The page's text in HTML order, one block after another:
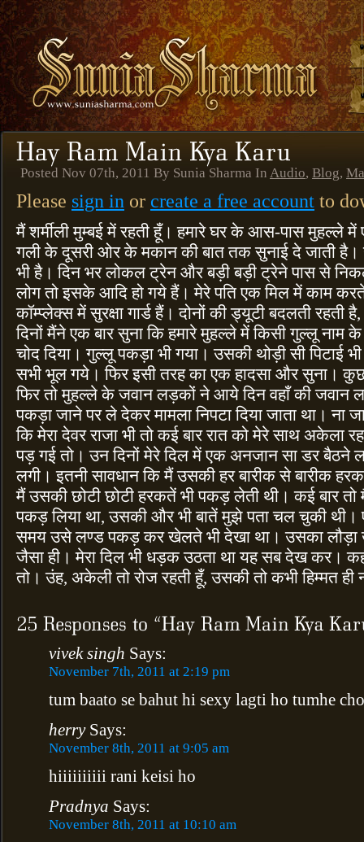
Posted Nov 07th, 2011 By Sunia Sharma In Audio, Blog,
Please sign in or create a free account to
मैं शर्मीली मुम्बई में रहती हूँ। हमारे घर के आस-पास मुहल्ले
गली के दूसरी ओर के मकान की बात तक सुनाई दे जाती है।
भी है। दिन भर लोकल ट्रेन और बड़ी बड़ी ट्रेने पास से
लोग तो इसके आदि हो गये हैं। मेरे पति एक मिल में काम
कॉम्प्लेक्स में सुरक्षा गार्ड हैं। दोनों की ड्यूटी बदलती रहती
दिनों मैंने एक बार सुना कि हमारे मुहल्ले में किसी गुल्लू नाम
चोद दिया। गुल्लू पकड़ा भी गया। उसकी थोड़ी सी पिटाई
सभी भूल गये। फिर इसी तरह का एक हादसा और सुना। कुछ
फिर तो मुहल्ले के जवान लड़कों ने आये दिन वहाँ की जवान
पकड़ा जाने पर ले देकर मामला निपटा दिया जाता था। ना
कि मेरा देवर राजा भी तो कई बार रात को मेरे साथ अकेला
पड़ गई तो। उन दिनों मेरे दिल में एक अनजान सा डर बैठने
लगी। इतनी सावधान कि मैं उसकी हर बारीक से बारीक
मैं उसकी छोटी छोटी हरकतें भी पकड़ लेती थी। कई बार
पकड़ लिया था, उसकी और भी बातें मुझे पता चल चुकी
समय उसे लण्ड पकड़ कर खेलते भी देखा था। उसका लौड़ा
जैसा ही। मेरा दिल भी धड़क उठता था यह सब देख कर।
तो। उंह, अकेली तो रोज रहती हूँ, उसकी तो कभी हिम्मत ही
vivek singh Says:
November 7th, 2011 at 2:19 pm
tum baato se bahut hi sexy lagti ho tumhe
herrySays:
November 8th, 2011 at 9:05 am
hiiiiiiiiii rani keisi ho
Pradnya Says:
November 8th, 2011 at 10:10 am